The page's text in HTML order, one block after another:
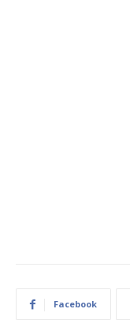
Facebook